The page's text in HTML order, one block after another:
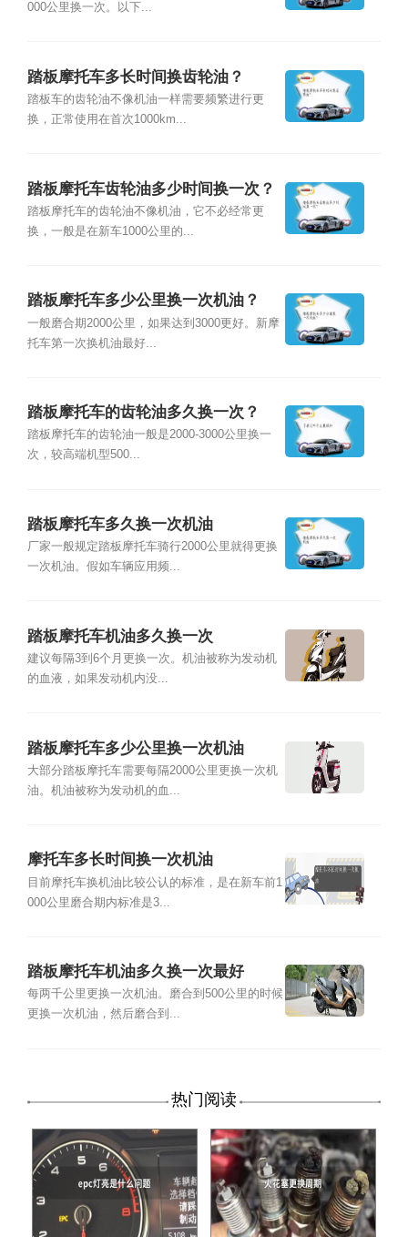
000公里换一次。以下...
踏板摩托车多长时间换齿轮油？
踏板车的齿轮油不像机油一样需要频繁进行更
换，正常使用在首次1000km...
踏板摩托车齿轮油多少时间换一次？
踏板摩托车的齿轮油不像机油，它不必经常更
换，一般是在新车1000公里的...
踏板摩托车多少公里换一次机油？
一般磨合期2000公里，如果达到3000更好。新摩
托车第一次换机油最好...
踏板摩托车的齿轮油多久换一次？
踏板摩托车的齿轮油一般是2000-3000公里换一
次，较高端机型500...
踏板摩托车多久换一次机油
厂家一般规定踏板摩托车骑行2000公里就得更换
一次机油。假如车辆应用频...
踏板摩托车机油多久换一次
建议每隔3到6个月更换一次。机油被称为发动机
的血液，如果发动机内没...
踏板摩托车多少公里换一次机油
大部分踏板摩托车需要每隔2000公里更换一次机
油。机油被称为发动机的血...
摩托车多长时间换一次机油
目前摩托车换机油比较公认的标准，是在新车前1
000公里磨合期内标准是3...
踏板摩托车机油多久换一次最好
每两千公里更换一次机油。磨合到500公里的时候
更换一次机油，然后磨合到...
热门阅读